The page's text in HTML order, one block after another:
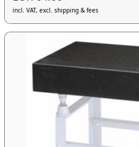
incl. VAT, excl. shipping & fees